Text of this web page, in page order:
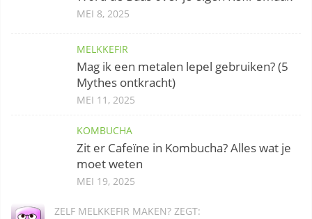
MEI 8, 2025
MELKKEFIR
Mag ik een metalen lepel gebruiken? (5
Mythes ontkracht)
MEI 11, 2025
KOMBUCHA
Zit er Cafeïne in Kombucha? Alles wat je
moet weten
MEI 19, 2025
ZELF MELKKEFIR MAKEN? ZEGT: